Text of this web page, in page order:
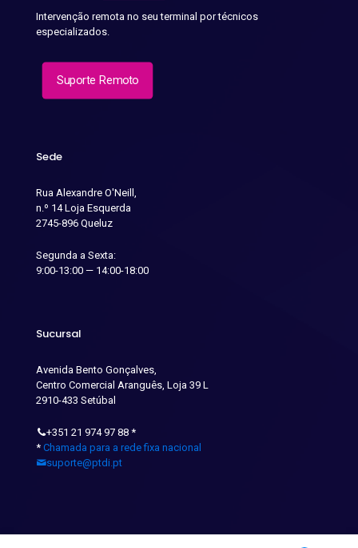
Intervenção remota no seu terminal por técnicos
especializados.
Suporte Remoto
Sede
Rua Alexandre O'Neill,
n.º 14 Loja Esquerda
2745-896 Queluz
Segunda a Sexta:
9:00-13:00 — 14:00-18:00
Sucursal
Avenida Bento Gonçalves,
Centro Comercial Aranguês, Loja 39 L
2910-433 Setúbal
+351 21 974 97 88 *
* Chamada para a rede fixa nacional
suporte@ptdi.pt